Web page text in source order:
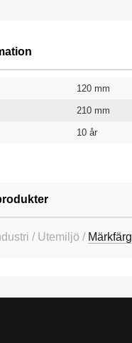
120 mm
210 mm
10 år
/ Utemiljö / Märkfärg